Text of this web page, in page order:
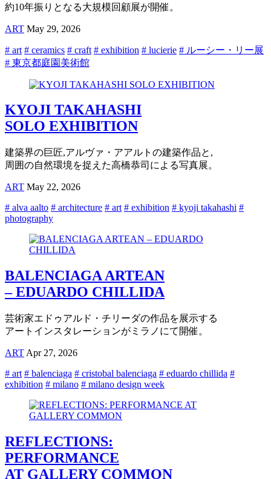
約10年振りとなる大規模回顧展が開催。
ART May 29, 2026
# art # ceramics # craft # exhibition # lucierie # ルーシー・リー展
# 東京都庭園美術館
KYOJI TAKAHASHI
SOLO EXHIBITION
建築界の巨匠,アルヴァ・アアルトの建築作品と,
周囲の自然環境を捉えた高橋恭司による写真展。
ART May 22, 2026
# alva aalto # architecture # art # exhibition # kyoji takahashi #
photography
BALENCIAGA ARTEAN
– EDUARDO CHILLIDA
芸術家エドゥアルド・チリーダの作品を展示する
アートインスタレーションがミラノにて開催。
ART Apr 27, 2026
# art # balenciaga # cristobal balenciaga # eduardo chillida #
exhibition # milano # milano design week
REFLECTIONS:
PERFORMANCE
AT GALLERY COMMON